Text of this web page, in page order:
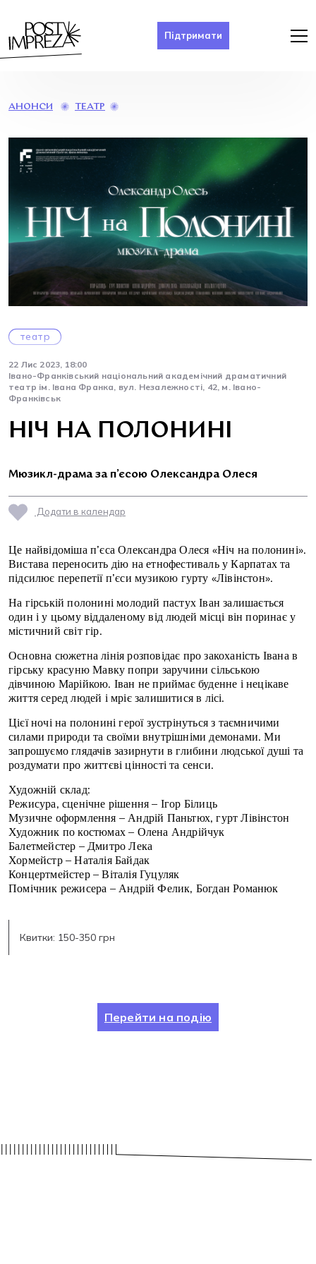
Підтримати
АНОНСИ ТЕАТР
театр
22 Лис 2023, 18:00
Івано-Франківський національний академічний драматичний
театр ім. Івана Франка, вул. Незалежності, 42, м. Івано-
Франківськ
НІЧ НА ПОЛОНИНІ
Мюзикл-драма за п’єсою Олександра Олеся
Додати в календар
Це найвідоміша п’єса Олександра Олеся «Ніч на полонині».
Вистава переносить дію на етнофестиваль у Карпатах та
підсилює перепетії п’єси музикою гурту «Лівінстон».
На гірській полонині молодий пастух Іван залишається
один і у цьому віддаленому від людей місці він поринає у
містичний світ гір.
Основна сюжетна лінія розповідає про закоханість Івана в
гірську красуню Мавку попри заручини сільською
дівчиною Марійкою. Іван не приймає буденне і нецікаве
життя серед людей і мріє залишитися в лісі.
Цієї ночі на полонині герої зустрінуться з таємничими
силами природи та своїми внутрішніми демонами. Ми
запрошуємо глядачів зазирнути в глибини людської душі та
роздумати про життєві цінності та сенси.
Художній склад:
Режисура, сценічне рішення – Ігор Білиць
Музичне оформлення – Андрій Паньтюх, гурт Лівінстон
Художник по костюмах – Олена Андрійчук
Балетмейстер – Дмитро Лека
Хормейстр – Наталія Байдак
Концертмейстер – Віталія Гуцуляк
Помічник режисера – Андрій Фелик, Богдан Романюк
Квитки: 150-350 грн
Перейти на подію